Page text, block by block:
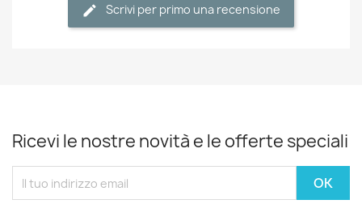
Scrivi per primo una recensione
Ricevi le nostre novità e le offerte speciali